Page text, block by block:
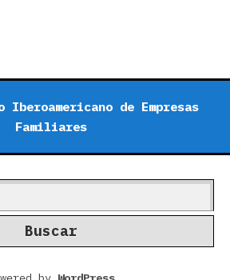
Iberoamericano de Empresas
Familiares